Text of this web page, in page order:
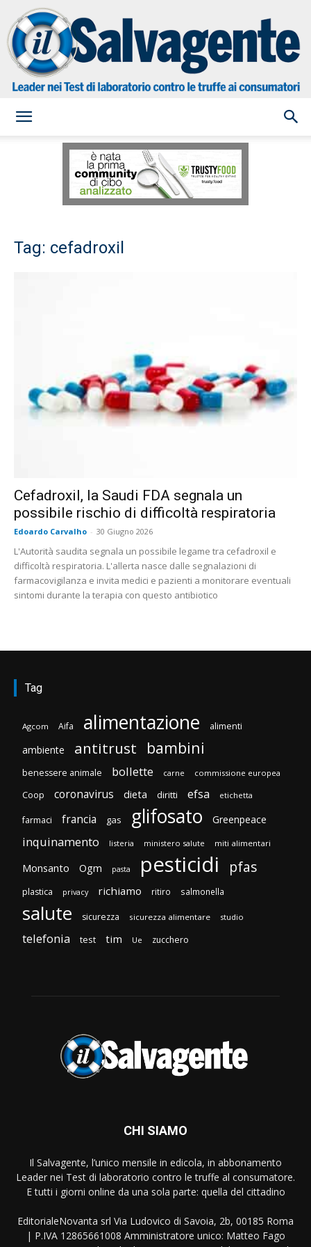
Salvagente
Tag: cefadroxil
Cefadroxil, la Saudi FDA segnala un
possibile rischio di difficoltà respiratoria
Edoardo Carvalho - 30 Giugno 2026
L'Autorità saudita segnala un possibile legame tra cefadroxil e
difficoltà respiratoria. L'allerta nasce dalle segnalazioni di
farmacovigilanza e invita medici e pazienti a monitorare eventuali
sintomi durante la terapia con questo antibiotico
Tag
Agcom Aifa alimentazione alimenti
ambiente antitrust bambini
benessere animale bollette carne commissione europea
Coop coronavirus dieta diritti efsa etichetta
farmaci francia gas glifosato Greenpeace
inquinamento listeria ministero salute miti alimentari
Monsanto Ogm pasta pesticidi pfas
plastica privacy richiamo ritiro salmonella
salute sicurezza sicurezza alimentare studio
telefonia test tim Ue zucchero
CHI SIAMO
Il Salvagente, l’unico mensile in edicola, in abbonamento
Leader nei Test di laboratorio contro le truffe al consumatore.
E tutti i giorni online da una sola parte: quella del cittadino
EditorialeNovanta srl Via Ludovico di Savoia, 2b, 00185 Roma
| P.IVA 12865661008 Amministratore unico: Matteo Fago